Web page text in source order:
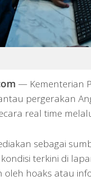
— Kementerian
pergerakan
real time
sebagai
terkini di
hoaks atau